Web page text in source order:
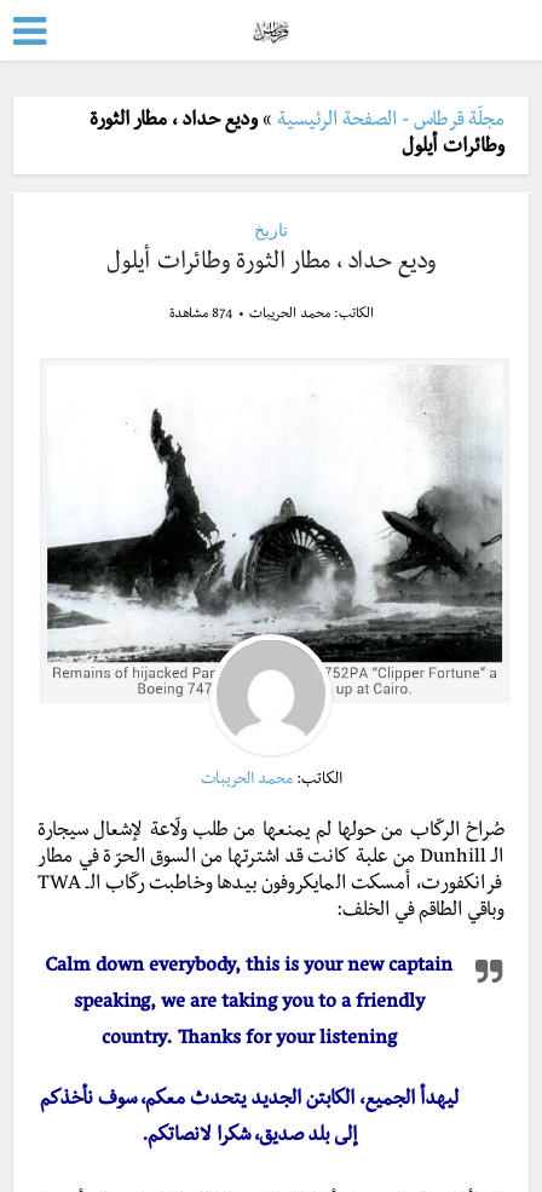
مجلّة قرطاس - الصفحة الرئيسية »وديع حداد ، مطار الثورة
وطائرات أيلول
تاريخ
وديع حداد ، مطار الثورة وطائرات أيلول
الكاتب:محمد الحريبات 874 مشاهدة
الكاتب:محمد الحريبات
صُراخ الركّاب من حولها لم يمنعها من طلب ولّاعة لإشعال سيجارة
الـ Dunhill من علبة كانت قد اشترتها من السوق الحرّة في مطار
فرانكفورت، أمسكت المايكروفون بيدها وخاطبت ركّاب الـ TWA
وباقي الطاقم في الخلف:
Calm down everybody, this is your new captain
speaking, we are taking you to a friendly
country. Thanks foryour listening
ليهدأ الجميع، الكابتن الجديد يتحدث معكم، سوف نأخذكم
إلى بلد صديق، شكرا لانصاتكم.